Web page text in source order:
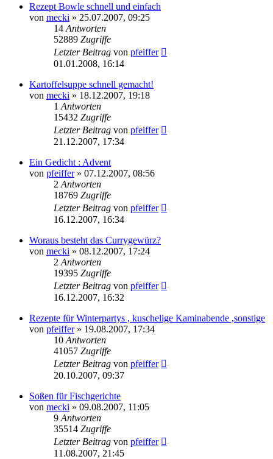
Rezept Bowle schnell und einfach
von mecki » 25.07.2007, 09:25
14 Antworten
52889 Zugriffe
Letzter Beitrag von pfeiffer
01.01.2008, 16:14
Kartoffelsuppe schnell gemacht!
von mecki » 18.12.2007, 19:18
1 Antworten
15432 Zugriffe
Letzter Beitrag von pfeiffer
21.12.2007, 17:34
Ein Gedicht : Advent
von pfeiffer» 07.12.2007, 08:56
2 Antworten
18769 Zugriffe
Letzter Beitrag von pfeiffer
16.12.2007, 16:34
Woraus besteht das Currygewürz?
von mecki » 08.12.2007, 17:24
2 Antworten
19395 Zugriffe
Letzter Beitrag von pfeiffer
16.12.2007, 16:32
Rezepte für Winterpartys , kuschelige Kaminabende ,sonstige
von pfeiffer» 19.08.2007, 17:34
10 Antworten
41057 Zugriffe
Letzter Beitrag von pfeiffer
20.10.2007, 09:37
Soßen für Fischgerichte
von mecki » 09.08.2007, 11:05
9 Antworten
35514 Zugriffe
Letzter Beitrag von pfeiffer
11.08.2007, 21:45